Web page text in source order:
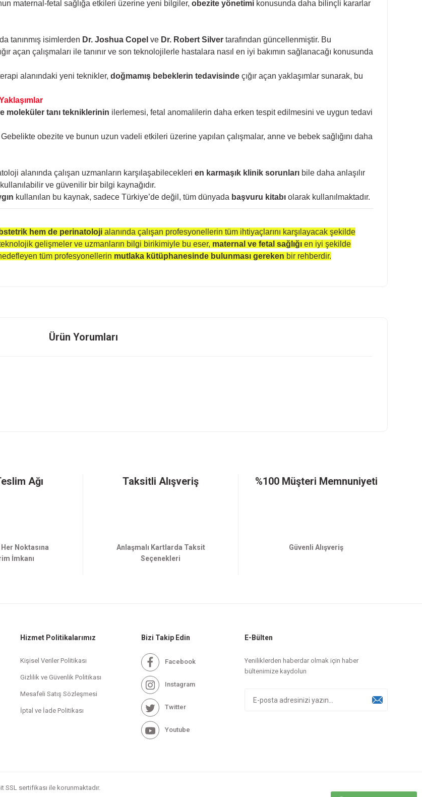
maternal-fetal sağlığa etkileri üzerine yeni bilgiler, obezite yönetimi konusunda daha bilinçli kararlar
tanınmış isimlerden Dr. Joshua Copel ve Dr. Robert Silver tarafından güncellenmiştir. Bu
açan çalışmaları ile tanınır ve son teknolojilerle hastalara nasıl en iyi bakımın sağlanacağı konusunda
alanındaki yeni teknikler, doğmamış bebeklerin tedavisinde çığır açan yaklaşımlar sunarak, bu
moleküler tanı tekniklerinin ilerlemesi, fetal anomalilerin daha erken tespit edilmesini ve uygun tedavi
Gebelikte obezite ve bunun uzun vadeli etkileri üzerine yapılan çalışmalar, anne ve bebek sağlığını daha
alanında çalışan uzmanların karşılaşabilecekleri en karmaşık klinik sorunları bile daha anlaşılır
ve güvenilir bir bilgi kaynağıdır.
kullanılan bu kaynak, sadece Türkiye’de değil, tüm dünyada başvuru kitabı olarak kullanılmaktadır.
hem de perinatoloji alanında çalışan profesyonellerin tüm ihtiyaçlarını karşılayacak şekilde
gelişmeler ve uzmanların bilgi birikimiyle bu eser, maternal ve fetal sağlığı en iyi şekilde
tüm profesyonellerin mutlaka kütüphanesinde bulunması gereken bir rehberdir.
Ürün Yorumları
Ağı
Noktasına
İmkanı
Taksitli Alışveriş
Anlaşmalı Kartlarda Taksit
Seçenekleri
%100 Müşteri Memnuniyeti
Güvenli Alışveriş
Hizmet Politikalarımız
Kişisel Veriler Politikası
Gizlilik ve Güvenlik Politikası
Mesafeli Satış Sözleşmesi
İptal ve İade Politikası
Bizi Takip Edin
Facebook
Instagram
Twitter
Youtube
E-Bülten
Yeniliklerden haberdar olmak için haber
bültenimize kaydolun
SSL sertifikası ile korunmaktadır.